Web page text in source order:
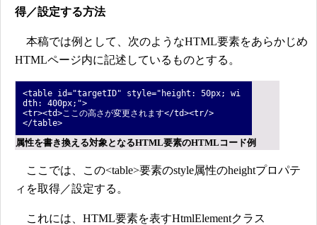
得／設定する方法
本稿では例として、次のようなHTML要素をあらかじめ
HTMLページ内に記述しているものとする。
<table id="targetID" style="height: 50px; wi
dth: 400px;">
<tr><td>ここの高さが変更されます</td><tr/>
</table>
属性を書き換える対象となるHTML要素のHTMLコード例
ここでは、この<table>要素のstyle属性のheightプロパテ
ィを取得／設定する。
これには、HTML要素を表すHtmlElementクラス